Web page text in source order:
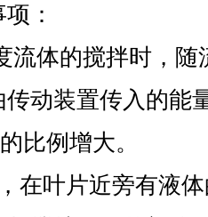
：
体的搅拌时，随
动装置传入的能
比例增大。
在叶片近旁有液